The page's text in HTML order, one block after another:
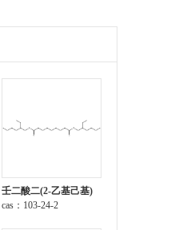
壬二酸二(2-乙基己基)
酯
cas：103-24-2